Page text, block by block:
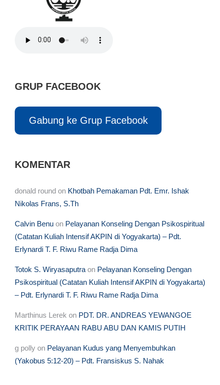
GRUP FACEBOOK
Gabung ke Grup Facebook
KOMENTAR
donald round on Khotbah Pemakaman Pdt. Emr. Ishak
Nikolas Frans, S.Th
Calvin Benu on Pelayanan Konseling Dengan Psikospiritual
(Catatan Kuliah Intensif AKPIN di Yogyakarta) – Pdt.
Erlynardi T. F. Riwu Rame Radja Dima
Totok S. Wiryasaputra on Pelayanan Konseling Dengan
Psikospiritual (Catatan Kuliah Intensif AKPIN di Yogyakarta)
– Pdt. Erlynardi T. F. Riwu Rame Radja Dima
Marthinus Lerek on PDT. DR. ANDREAS YEWANGOE
KRITIK PERAYAAN RABU ABU DAN KAMIS PUTIH
g polly on Pelayanan Kudus yang Menyembuhkan
(Yakobus 5:12-20) – Pdt. Fransiskus S. Nahak